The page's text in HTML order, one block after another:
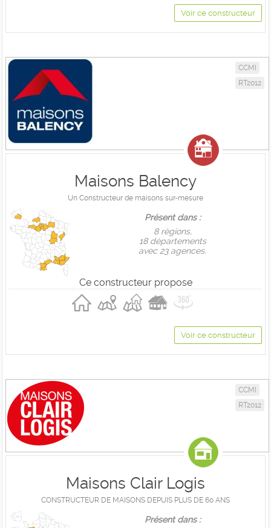
Voir ce constructeur
CCMI
RT2012
Maisons Balency
Un Constructeur de maisons sur-mesure
Présent dans :
8 règions,
18 départements
avec 23 agences.
Ce constructeur propose
Voir ce constructeur
CCMI
RT2012
Maisons Clair Logis
CONSTRUCTEUR DE MAISONS DEPUIS PLUS DE 60 ANS
Présent dans :